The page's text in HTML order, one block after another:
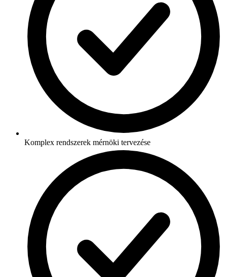
Komplex rendszerek mérnöki tervezése